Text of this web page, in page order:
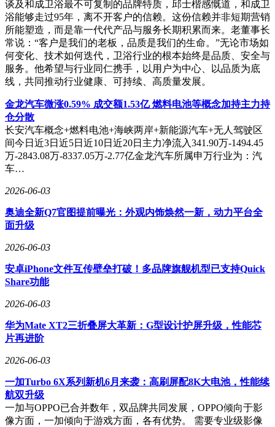
谈及和成卫浴最不可复制的品牌特质，邱士楷感慨道，和成卫
浴能够走过95年，离不开客户的信赖。这份信赖并非短期营销
所能塑造，而是靠一代代产品与服务长期积累而来。老董事长
常说：“客户是我们的老板，品质是我们的生命。”无论市场如
何变化、技术如何迭代，卫浴行业的根本始终是品质、安全与
服务。他希望与行业同仁携手，以用户为中心、以品质为底
线，共同推动行业健康、可持续、高质量发展。
金龙汽车微涨0.59% 成交额1.53亿 燃料电池等概念加持主力持
仓分散
长安汽车概念+燃料电池+海峡两岸+新能源汽车+无人驾驶区
间今日近3日近5日近10日近20日主力净流入341.90万-1494.45
万-2843.08万-8337.05万-2.77亿金龙汽车所属申万行业为：汽
车…
2026-06-03
奥迪全新Q7官图提前曝光：外观内饰焕然一新，动力平台全
面升级
2026-06-03
安卓iPhone文件互传壁垒打破！多品牌旗舰机型已支持Quick
Share功能
2026-06-03
华为Mate XT2三折叠屏大革新：G型设计护屏升级，性能芯
片再进阶
2026-06-03
一加Turbo 6X系列新机6月来袭：高刷屏配8K大电池，性能续
航双升级
一加与OPPO已合并数年，双品牌共同发展，OPPO倾向于影
像方面，一加倾向于游戏方面，各有优势。 需要专业级影像